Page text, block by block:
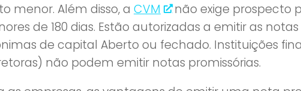
menor. Além disso, a CVM
não exige prospecto
de 180 dias. Estão autorizadas a emitir as
de capital Aberto ou fechado. Instituições
não podem emitir notas promissórias.